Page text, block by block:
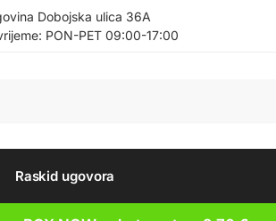
Dobojska ulica 36A
PON-PET 09:00-17:00
Raskid ugovora